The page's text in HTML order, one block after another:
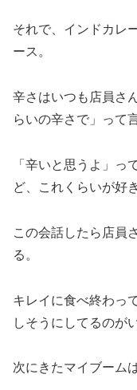
それで、インドカレ
ース。
辛さはいつも店員さ
らいの辛さで」って
「辛いと思うよ」っ
ど、これくらいが好
この会話したら店員
る。
キレイに食べ終わっ
しそうにしてるのが
次にきたマイブーム